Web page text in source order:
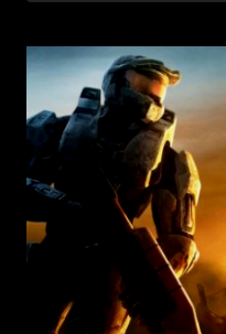
DI
SCELTE